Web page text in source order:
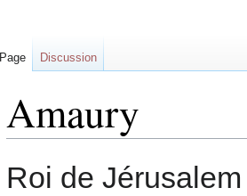
Amaury
àà
Roi de
Page Discussion